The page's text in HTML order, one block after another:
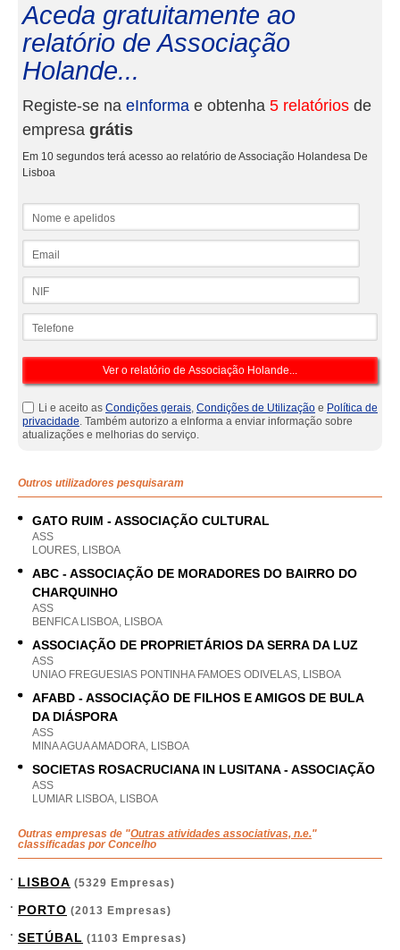
Aceda gratuitamente ao
relatório de Associação
Holande...
Registe-se na eInforma e obtenha 5 relatórios de
empresa grátis
Em 10 segundos terá acesso ao relatório de Associação Holandesa De
Lisboa
Li e aceito as Condições gerais, Condições de Utilização e Política de
privacidade. Também autorizo a eInforma a enviar informação sobre
atualizações e melhorias do serviço.
Outros utilizadores pesquisaram
GATO RUIM - ASSOCIAÇÃO CULTURAL
ASS
LOURES, LISBOA
ABC - ASSOCIAÇÃO DE MORADORES DO BAIRRO DO
CHARQUINHO
ASS
BENFICA LISBOA, LISBOA
ASSOCIAÇÃO DE PROPRIETÁRIOS DA SERRA DA LUZ
ASS
UNIAO FREGUESIAS PONTINHA FAMOES ODIVELAS, LISBOA
AFABD - ASSOCIAÇÃO DE FILHOS E AMIGOS DE BULA
DA DIÁSPORA
ASS
MINA AGUA AMADORA, LISBOA
SOCIETAS ROSACRUCIANA IN LUSITANA - ASSOCIAÇÃO
ASS
LUMIAR LISBOA, LISBOA
Outras empresas de "Outras atividades associativas, n.e."
classificadas por Concelho
LISBOA (5329 Empresas)
PORTO (2013 Empresas)
SETÚBAL (1103 Empresas)